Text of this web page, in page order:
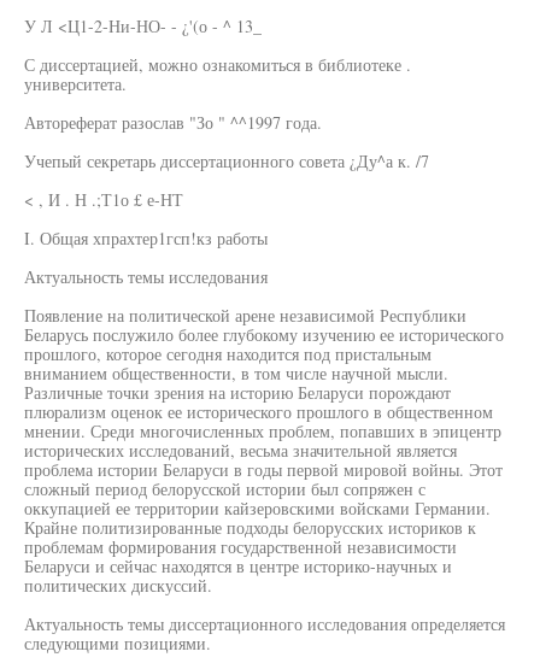
У Л <Ц1-2-Ни-НО- - ¿'(о - ^ 13_
С диссертацией, можно ознакомиться в библиотеке .
университета.
Автореферат разослав "Зо " ^^1997 года.
Учепый секретарь диссертационного совета ¿Ду^а к. /7
< , И . Н .;Т1о £ е-НТ
I. Общая хпрахтер1гсп!кз работы
Актуальность темы исследования
Появление на политической арене независимой Республики
Беларусь послужило более глубокому изучению ее исторического
прошлого, которое сегодня находится под пристальным
вниманием общественности, в том числе научной мысли.
Различные точки зрения на историю Беларуси порождают
плюрализм оценок ее исторического прошлого в общественном
мнении. Среди многочисленных проблем, попавших в эпицентр
исторических исследований, весьма значительной является
проблема истории Беларуси в годы первой мировой войны. Этот
сложный период белорусской истории был сопряжен с
оккупацией ее территории кайзеровскими войсками Германии.
Крайне политизированные подходы белорусских историков к
проблемам формирования государственной независимости
Беларуси и сейчас находятся в центре историко-научных и
политических дискуссий.
Актуальность темы диссертационного исследования определяется
следующими позициями.